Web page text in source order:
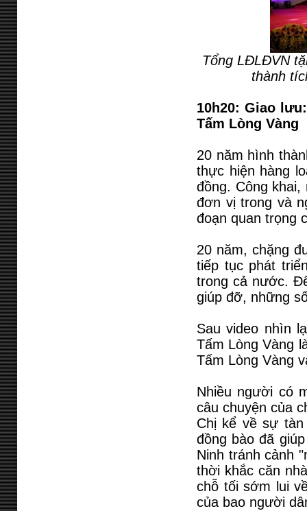
Tổng LĐLĐVN
thành
10h20: Giao
Tấm Lòng Vàng
20 năm hình
thực hiện hàng
đồng. Công
đơn vị trong và
đoạn quan trọng
20 năm, chặng
tiếp tục phát
trong cả nước.
giúp đỡ, những
Sau video nhìn
Tấm Lòng Vàng
Tấm Lòng Vàng
Nhiều người có
câu chuyện của
Chị kể về sự
đồng bào đã
Ninh tránh cảnh
thời khắc căn
chỗ tối sớm lui
của bao người